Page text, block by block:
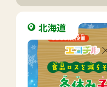
北海道